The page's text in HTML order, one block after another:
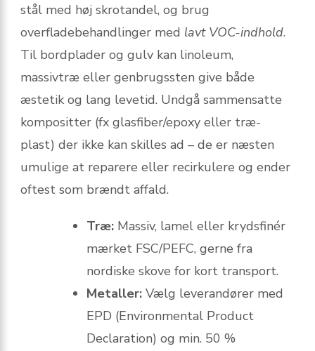
stål med høj skrotandel, og brug
overfladebehandlinger med lavt VOC-indhold.
Til bordplader og gulv kan linoleum,
massivtræ eller genbrugssten give både
æstetik og lang levetid. Undgå sammensatte
kompositter (fx glasfiber/epoxy eller træ-
plast) der ikke kan skilles ad – de er næsten
umulige at reparere eller recirkulere og ender
oftest som brændt affald.
Træ: Massiv, lamel eller krydsfinér
mærket FSC/PEFC, gerne fra
nordiske skove for kort transport.
Metaller: Vælg leverandører med
EPD (Environmental Product
Declaration) og min. 50 %